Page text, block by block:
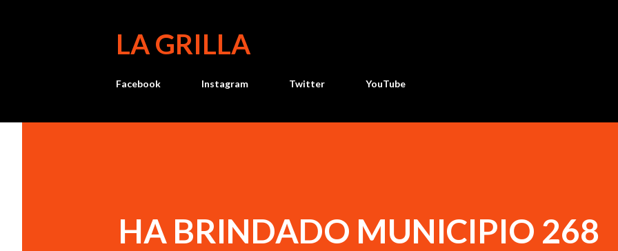
LA GRILLA
Facebook Instagram Twitter YouTube
HA BRINDADO MUNICIPIO 268